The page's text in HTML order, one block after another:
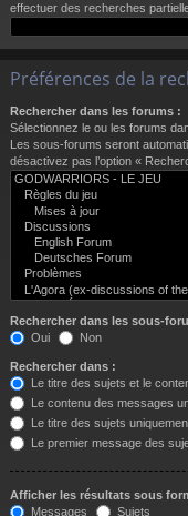
effectuer des recherches
Préférences de la
Rechercher dans les forums :
Sélectionnez le ou les forums
Les sous-forums seront
désactivez pas l’option «
Rechercher dans les sous-
Oui
Non
Rechercher dans :
Le titre des sujets et le
Le contenu des messages
Le titre des sujets
Le premier message des
Afficher les résultats sous
Messages
Sujets